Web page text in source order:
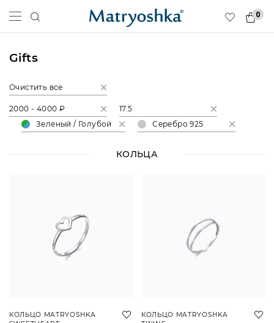
0
Gifts
Очистить все
2000 - 4000 ₽
17.5
Зеленый / Голубой
Серебро 925
КОЛЬЦА
КОЛЬЦО MATRYOSHKA
КОЛЬЦО MATRYOSHKA